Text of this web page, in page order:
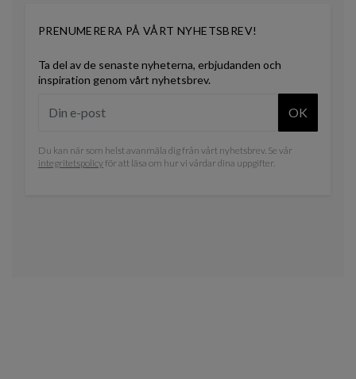
PRENUMERERA PÅ VÅRT NYHETSBREV!
Ta del av de senaste nyheterna, erbjudanden och
inspiration genom vårt nyhetsbrev.
OK
Du kan när som helst avanmäla dig från vårt nyhetsbrev. Se vår
integritetspolicyför att läsa om hur vi vårdar dina uppgifter.